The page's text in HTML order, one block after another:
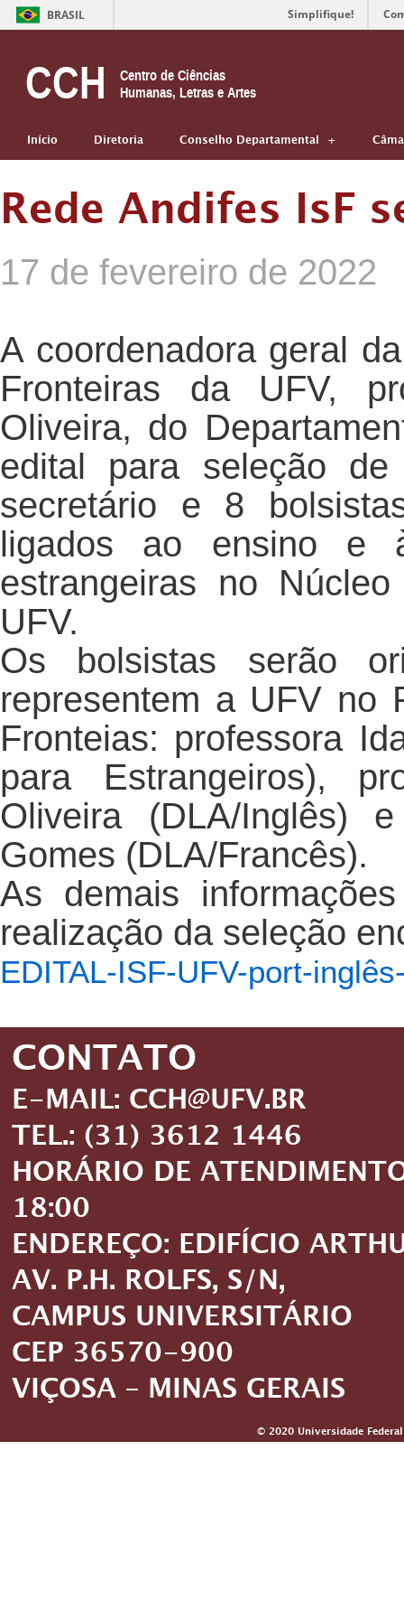
BRASIL Simplifique!
CCH
Centro de Ciências
Humanas, Letras e Artes
Início Diretoria Conselho Departamental
Rede Andifes IsF
17 de fevereiro de 2022
A coordenadora geral
Fronteiras da UFV,
Oliveira, do
edital para seleção
secretário e 8
ligados ao ensino e
estrangeiras no
UFV.
Os bolsistas serão
representem a UFV no
Fronteias: professora
para Estrangeiros),
Oliveira (DLA/Inglês)
Gomes (DLA/Francês).
As demais
realização da seleção
EDITAL-ISF-UFV-port-
CONTATO
E-MAIL: CCH@UFV.BR
TEL.: (31) 3612 1446
HORÁRIO DE
18:00
ENDEREÇO: EDIFÍCIO
AV. P.H. ROLFS, S/N,
CAMPUS UNIVERSITÁRIO
CEP 36570-900
VIÇOSA – MINAS GERAIS
© 2020 Universidade